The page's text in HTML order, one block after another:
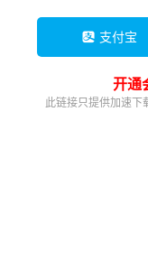
支付宝
开通
此链接只提供加速下